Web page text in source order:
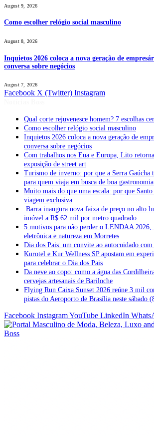
August 9, 2026
Como escolher relógio social masculino
August 8, 2026
Inquietos 2026 coloca a nova geração de
conversa sobre negócios
August 7, 2026
Facebook X (Twitter) Instagram
Qual corte rejuvenesce homem? 7 escolhas
Como escolher relógio social masculino
Inquietos 2026 coloca a nova geração de
conversa sobre negócios
Com trabalhos nos Eua e Europa, Lito
exposição de street art
Turismo de inverno: por que a Serra Gaúcha
para quem viaja em busca de boa gastronomia
Muito mais do que uma escala: por que
viagem exclusiva
Barra inaugura nova faixa de preço no alto
imóvel a R$ 62 mil por metro quadrado
5 motivos para não perder o LENDAA 2026,
eletrônica e natureza em Morretes
Dia dos Pais: um convite ao autocuidado
Kurotel e Kur Wellness SP apostam em
para celebrar o Dia dos Pais
Da neve ao copo: como a água das
cervejas artesanais de Bariloche
Flying Run Caixa Sunset 2026 reúne 3 mil
pistas do Aeroporto de Brasília neste sábado
Facebook InstagramYouTube LinkedIn